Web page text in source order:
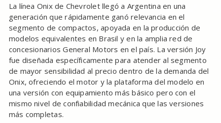
La línea Onix de Chevrolet llegó a Argentina en una
generación que rápidamente ganó relevancia en el
segmento de compactos, apoyada en la producción de
modelos equivalentes en Brasil y en la amplia red de
concesionarios General Motors en el país. La versión Joy
fue diseñada específicamente para atender al segmento
de mayor sensibilidad al precio dentro de la demanda del
Onix, ofreciendo el motor y la plataforma del modelo en
una versión con equipamiento más básico pero con el
mismo nivel de confiabilidad mecánica que las versiones
más completas.